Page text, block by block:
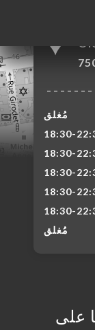
مُغلق
مُغلق
على